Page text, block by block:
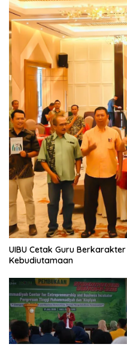
UIBU Cetak Guru
Kebudiutamaan